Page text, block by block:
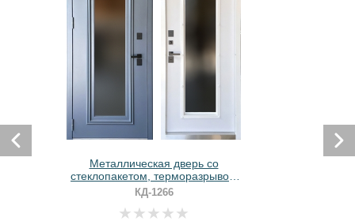
Металлическая дверь со
стеклопакетом, терморазрывом
и отделкой порошковым
напылением и МДФ RAL белого
цвета
КД-1266